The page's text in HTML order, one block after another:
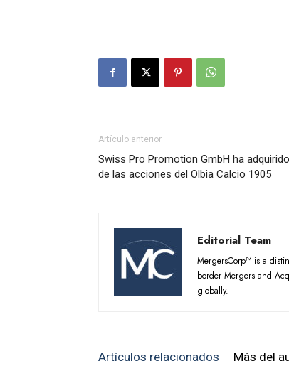
Artículo anterior
Swiss Pro Promotion GmbH ha
de las acciones del Olbia Calcio 1905
Editorial Team
MergersCorp™ is a
border Mergers and
globally.
Artículos relacionados Más del